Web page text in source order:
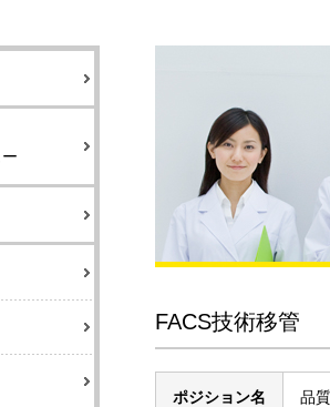
FACS技術移管
ポジション名 品